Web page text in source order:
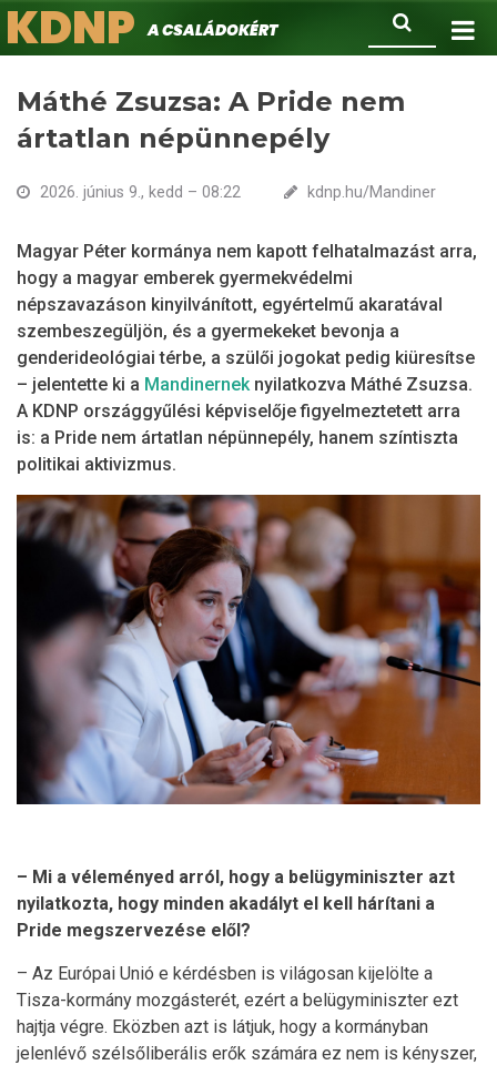
Ugrás
a
Keresés
KDNPA családokért.
Máthé Zsuzsa: A Pride nem
ártatlan népünnepély
2026. június 9., kedd – 08:22 kdnp.hu/Mandiner
Magyar Péter kormánya nem kapott felhatalmazást arra,
hogy a magyar emberek gyermekvédelmi
népszavazáson kinyilvánított, egyértelmű akaratával
szembeszegüljön, és a gyermekeket bevonja a
genderideológiai térbe, a szülői jogokat pedig kiüresítse
– jelentette ki a Mandinerneknyilatkozva Máthé Zsuzsa.
A KDNP országgyűlési képviselője figyelmeztetett arra
is: a Pride nem ártatlan népünnepély, hanem színtiszta
politikai aktivizmus.
– Mi a véleményed arról, hogy a belügyminiszter azt
nyilatkozta, hogy minden akadályt el kell hárítani a
Pride megszervezése elől?
– Az Európai Unió e kérdésben is világosan kijelölte a
Tisza-kormány mozgásterét, ezért a belügyminiszter ezt
hajtja végre. Eközben azt is látjuk, hogy a kormányban
jelenlévő szélsőliberális erők számára ez nem is kényszer,